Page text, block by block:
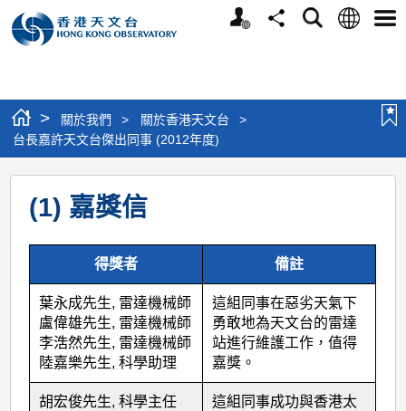
個
分
搜
語
選
> 關於我們 > 關於香港天文台
>
台長嘉許天文台傑出同事 (2012年度)
台
長
嘉
傑
(1) 嘉獎信
得獎者 備註
葉永成先生, 雷達機械師
盧偉雄先生, 雷達機械師
李浩然先生, 雷達機械師
陸嘉樂先生, 科學助理
這組同事在惡劣天氣下
勇敢地為天文台的雷達
站進行維護工作，值得
嘉獎。
胡宏俊先生, 科學主任
這組同事成功與香港太